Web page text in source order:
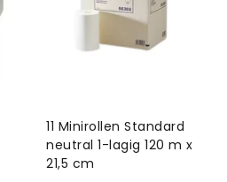
11 Minirollen Standard
neutral 1-lagig 120 m x
21,5 cm